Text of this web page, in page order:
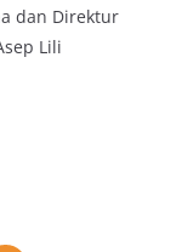
dan Direktur
Lili